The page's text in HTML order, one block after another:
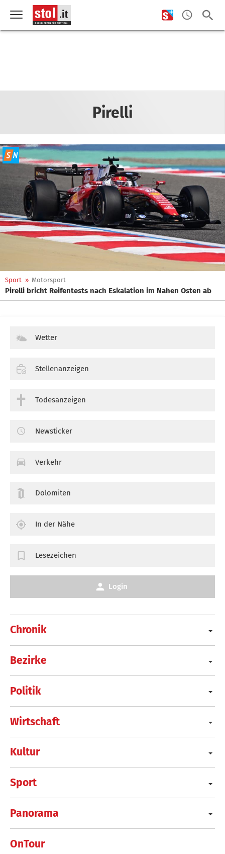
Pirelli
Sport » Motorsport
Pirelli bricht Reifentests nach Eskalation im Nahen Osten ab
Chronik
Bezirke
Politik
Wirtschaft
Kultur
Sport
Panorama
OnTour
Wetter
Stellenanzeigen
Todesanzeigen
Newsticker
Verkehr
Dolomiten
In der Nähe
Lesezeichen
Login